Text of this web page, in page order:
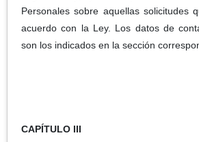
Personales sobre aquellas solicitudes
acuerdo con la Ley. Los datos de
son los indicados en la sección
CAPÍTULO III